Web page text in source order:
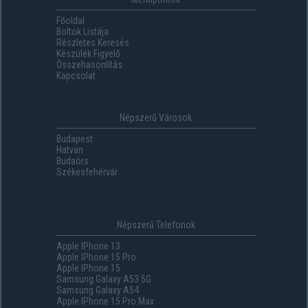
Főoldal
Boltok Listája
Részletes Keresés
Készülék Figyelő
Összehasonlítás
Kapcsolat
Népszerű Városok
Budapest
Hatvan
Budaörs
Székesfehérvár
Népszerű Telefonok
Apple IPhone 13
Apple IPhone 15 Pro
Apple IPhone 15
Samsung Galaxy A53 5G
Samsung Galaxy A54
Apple IPhone 15 Pro Max